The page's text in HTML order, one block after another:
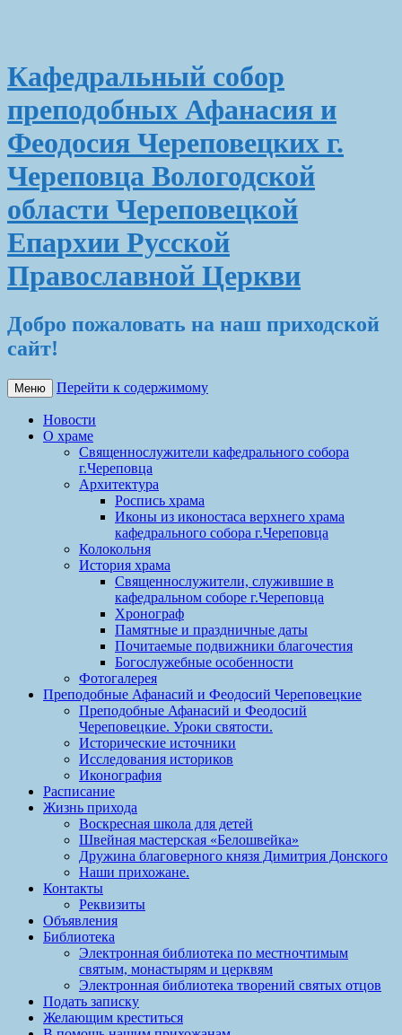
Кафедральный собор
преподобных Афанасия и
Феодосия Череповецких г.
Череповца Вологодской
области Череповецкой
Епархии Русской
Православной Церкви
Добро пожаловать на наш приходской
сайт!
Меню Перейти к содержимому
Новости
О храме
Священнослужители кафедрального собора
г.Череповца
Архитектура
Роспись храма
Иконы из иконостаса верхнего храма
кафедрального собора г.Череповца
Колокольня
История храма
Священнослужители, служившие в
кафедральном соборе г.Череповца
Хронограф
Памятные и праздничные даты
Почитаемые подвижники благочестия
Богослужебные особенности
Фотогалерея
Преподобные Афанасий и Феодосий Череповецкие
Преподобные Афанасий и Феодосий
Череповецкие. Уроки святости.
Исторические источники
Исследования историков
Иконография
Расписание
Жизнь прихода
Воскресная школа для детей
Швейная мастерская «Белошвейка»
Дружина благоверного князя Димитрия Донского
Наши прихожане.
Контакты
Реквизиты
Объявления
Библиотека
Электронная библиотека по местночтимым
святым, монастырям и церквям
Электронная библиотека творений святых отцов
Подать записку
Желающим креститься